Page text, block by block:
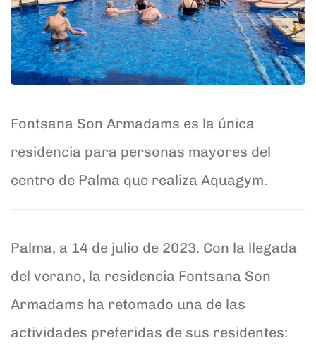
Fontsana Son Armadams es la única
residencia para personas mayores del
centro de Palma que realiza Aquagym.
Palma, a 14 de julio de 2023. Con la llegada
del verano, la residencia Fontsana Son
Armadams ha retomado una de las
actividades preferidas de sus residentes: